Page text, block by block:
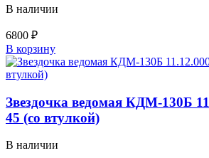
В наличии
6800 ₽
Количество
товара
Винт
пружины
КДМ
130Б
натяжного
В корзину
Звездочка ведомая КДМ-130Б
45 (со втулкой)
В наличии